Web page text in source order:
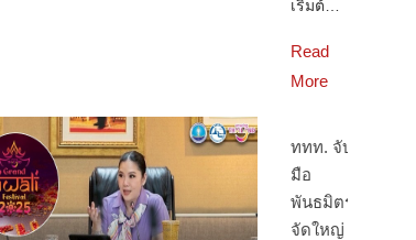
เริ่มต้…
Read
More
ททท. จับ
มือ
พันธมิตร
จัดใหญ่